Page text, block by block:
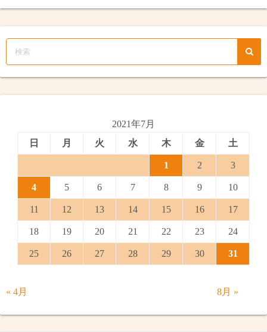
2021年7月
日
月 火 水 木 金 土
1 2 3
4 5 6 7 8 9 10
11 12 13 14 15 16 17
18 19 20 21 22 23 24
25 26 27 28 29 30 31
« 4月 8月 »